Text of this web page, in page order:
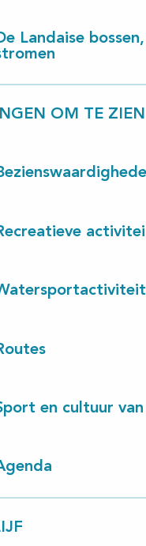
Landaise
OM TE
en cultuur
Nord, Saint-
ons